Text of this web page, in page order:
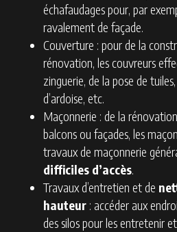
échafaudages pour, par
ravalement de façade.
Couverture : pour de la
rénovation, les couvreurs
zinguerie, de la pose de
d’ardoise, etc.
Maçonnerie : de la
balcons ou façades, les
travaux de maçonnerie
difficiles d’accès.
Travaux d’entretien et de
hauteur: accéder aux
des silos pour les entretenir